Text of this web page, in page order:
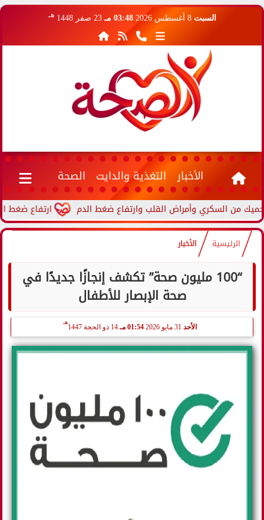
السبت 8 أغسطس 2026 03:48 مـ 23 صفر 1448 هـ
الأخبار التغذية والدايت الصحة
ارتفاع ضغط الدم
الرئيسية الأخبار
“100 مليون صحة” تكشف إنجازًا جديدًا في
صحة الإبصار للأطفال
الأحد 01:54 مـ 14 ذو الحجة 1447
هـ